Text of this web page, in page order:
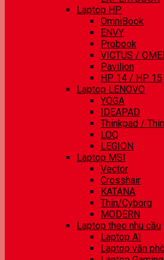
Laptop HP
OmniBook
ENVY
Probook
VICTUS /
Pavilion
HP 14 / HP 15
Laptop LENOVO
YOGA
IDEAPAD
Thinkpad /
LOQ
LEGION
Laptop MSI
Vector
Crosshair
KATANA
Thin/Cyborg
MODERN
Laptop theo nhu cầu
Laptop AI
Laptop văn